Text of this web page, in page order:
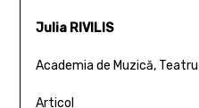
Julia RIVILIS
Academia de Muzică,
Articol